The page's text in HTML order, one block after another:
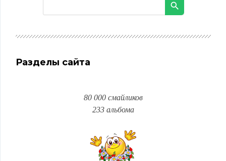
Разделы сайта
80 000 смайликов
233 альбома